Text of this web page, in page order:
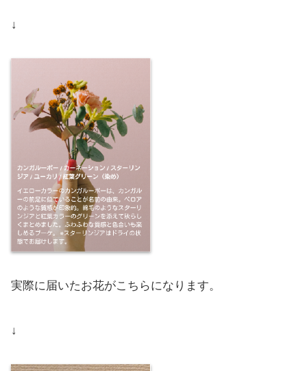
↓
実際に届いたお花がこちらになります。
↓